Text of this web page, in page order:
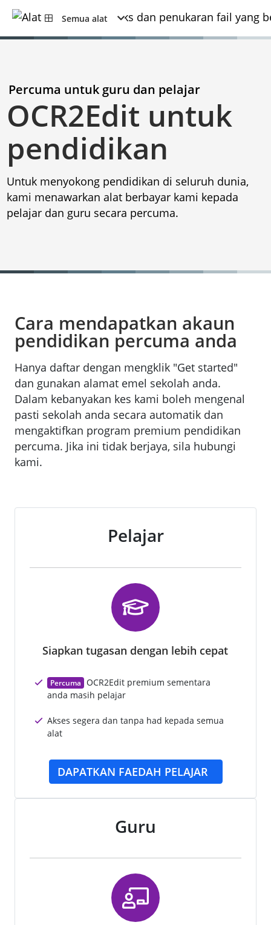
Semua alat
Percuma untuk guru dan pelajar
OCR2Edit untuk
pendidikan
Untuk menyokong pendidikan di seluruh dunia,
kami menawarkan alat berbayar kami kepada
pelajar dan guru secara percuma.
Cara mendapatkan akaun
pendidikan percuma anda
Hanya daftar dengan mengklik "Get started"
dan gunakan alamat emel sekolah anda.
Dalam kebanyakan kes kami boleh mengenal
pasti sekolah anda secara automatik dan
mengaktifkan program premium pendidikan
percuma. Jika ini tidak berjaya, sila hubungi
kami.
Pelajar
Siapkan tugasan dengan lebih cepat
Percuma OCR2Edit premium sementara
anda masih pelajar
Akses segera dan tanpa had kepada semua
alat
DAPATKAN FAEDAH PELAJAR
Guru